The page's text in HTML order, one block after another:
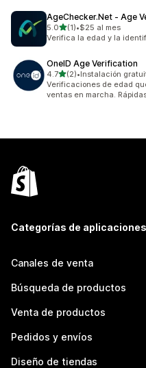
AgeChecker.Net ‑ Age
5.0de 5 estrellas
(1)
1 reseñas en total
•$25 al mes
Verifica la edad y la
OneID Age Verification
4.7de 5 estrellas
(2)
2 reseñas en total
•Instalación
Verificaciones de edad
ventas en marcha.
Categorías de aplicaciones
Canales de venta
Búsqueda de productos
Venta de productos
Pedidos y envíos
Diseño de tiendas